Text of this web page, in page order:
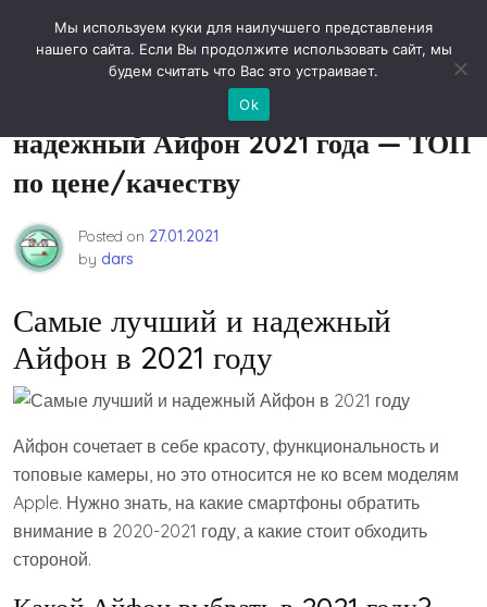
Новости технологий
Выбираем самый лучший и
надежный Айфон 2021 года — ТОП
по цене/качеству
Posted on 27.01.2021
by dars
Самые лучший и надежный
Айфон в 2021 году
Айфон сочетает в себе красоту, функциональность и
топовые камеры, но это относится не ко всем моделям
Apple. Нужно знать, на какие смартфоны обратить
внимание в 2020-2021 году, а какие стоит обходить
стороной.
Мы используем куки для наилучшего представления
нашего сайта. Если Вы продолжите использовать сайт, мы
будем считать что Вас это устраивает.
Ok